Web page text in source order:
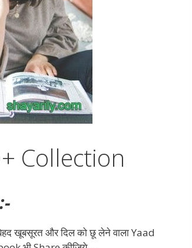
Collection
खूबसूरत और दिल को छू लेने वाला Yaad